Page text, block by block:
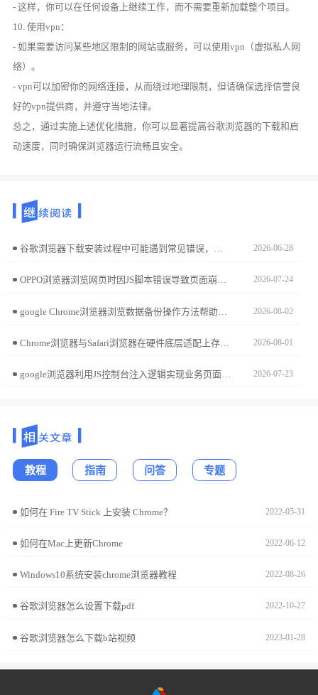
- 这样，你可以在任何设备上继续工作，而不需要重新加载整个项目。
10. 使用vpn：
- 如果需要访问某些地区限制的网站或服务，可以使用vpn（虚拟私人网
络）。
- vpn可以加密你的网络连接，从而绕过地理限制，但请确保选择信誉良
好的vpn提供商，并遵守当地法律。
总之，通过实施上述优化措施，你可以显著提高谷歌浏览器的下载和启
动速度，同时确保浏览器运行流畅且安全。
谷歌浏览器下载安装过程中可能遇到常见错误，教程提供故障排查和修复方法，帮助用户快速解决问题，保证浏览器顺利安装和正常使用。 2026-06-28
OPPO浏览器浏览网页时因JS脚本错误导致页面崩溃或功能失效？本文解析浏览器内置JS引擎执行策略，分享强制启用兼容性模式及拦截冲突脚本的专业调试方案。 2026-07-24
2026-08-02
Chrome浏览器与Safari浏览器在硬件底层适配上存在差异。本文针对macOS系统进行性能实测，从能源效率、硬件调用及渲染平滑度对比，助您平衡办公性能需求。 2026-08-01
google浏览器利用JS控制台注入逻辑实现业务页面自动化交互闭环的技术手册。通过编写高效脚本实现海量数据的自动化采集与指令触发，大幅精简重复性办公任务流程。 2026-07-23
教程 指南 问答 专题
如何在 Fire TV Stick 上安装 Chrome？ 2022-05-31
如何在Mac上更新Chrome 2022-06-12
Windows10系统安装chrome浏览器教程 2022-08-26
谷歌浏览器怎么设置下载pdf 2022-10-27
谷歌浏览器怎么下载b站视频 2023-01-28